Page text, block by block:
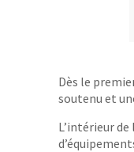
Dès le
soutenu et
L’intérieur